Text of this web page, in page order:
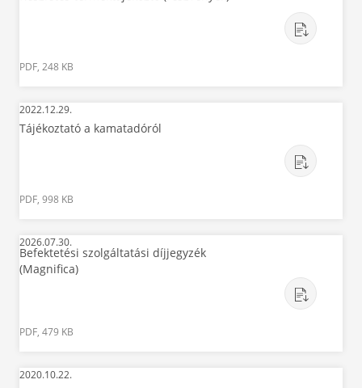
PDF, 248 KB
2022.12.29.
Tájékoztató a kamatadóról
PDF, 998 KB
2026.07.30.
Befektetési szolgáltatási díjjegyzék
(Magnifica)
PDF, 479 KB
2020.10.22.